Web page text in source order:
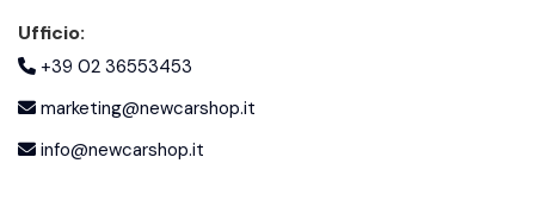
Ufficio:
+39 02 36553453
marketing@newcarshop.it
info@newcarshop.it